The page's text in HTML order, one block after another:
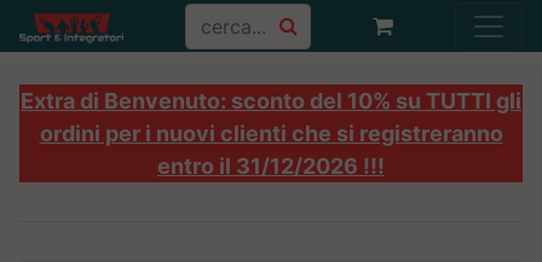
Extra di Benvenuto: sconto del 10% su TUTTI gli
ordini per i nuovi clienti che si registreranno
entro il 31/12/2026 !!!